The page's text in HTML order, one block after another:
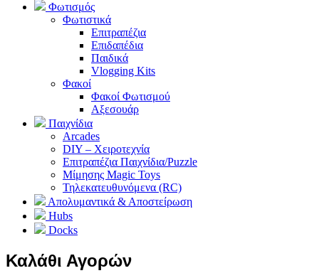
Φωτισμός
Φωτιστικά
Επιτραπέζια
Επιδαπέδια
Παιδικά
Vlogging Kits
Φακοί
Φακοί Φωτισμού
Αξεσουάρ
Παιχνίδια
Arcades
DIY – Χειροτεχνία
Επιτραπέζια Παιχνίδια/Puzzle
Μίμησης Magic Toys
Τηλεκατευθυνόμενα (RC)
Απολυμαντικά & Αποστείρωση
Hubs
Docks
Καλάθι Αγορών